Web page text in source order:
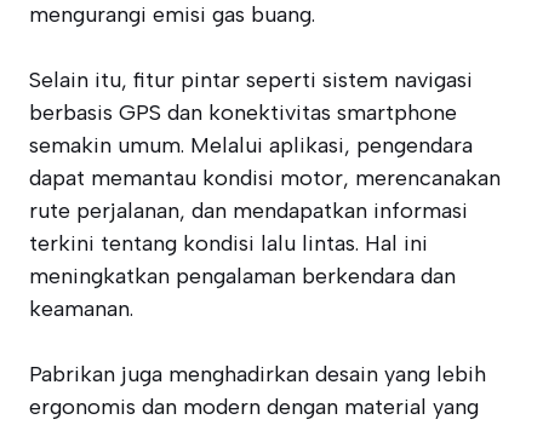
mengurangi emisi gas buang.
Selain itu, fitur pintar seperti sistem navigasi
berbasis GPS dan konektivitas smartphone
semakin umum. Melalui aplikasi, pengendara
dapat memantau kondisi motor, merencanakan
rute perjalanan, dan mendapatkan informasi
terkini tentang kondisi lalu lintas. Hal ini
meningkatkan pengalaman berkendara dan
keamanan.
Pabrikan juga menghadirkan desain yang lebih
ergonomis dan modern dengan material yang